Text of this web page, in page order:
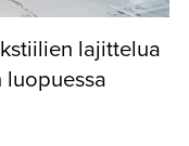
lajittelua
luopuessa